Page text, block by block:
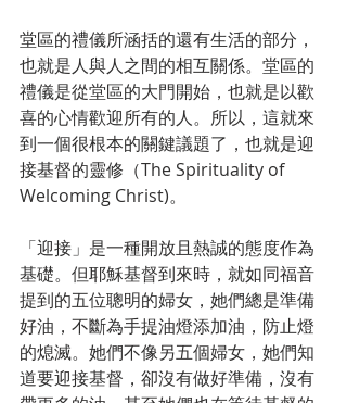
堂區的禮儀所涵括的還有生活的部分，
也就是人與人之間的相互關係。堂區的
禮儀是從堂區的大門開始，也就是以歡
喜的心情歡迎所有的人。所以，這就來
到一個很根本的關鍵議題了，也就是迎
接基督的靈修（The Spirituality of
Welcoming Christ)。
「迎接」是一種開放且熱誠的態度作為
基礎。但耶穌基督到來時，就如同福音
提到的五位聰明的婦女，她們總是準備
好油，不斷為手提油燈添加油，防止燈
的熄滅。她們不像另五個婦女，她們知
道要迎接基督，卻沒有做好準備，沒有